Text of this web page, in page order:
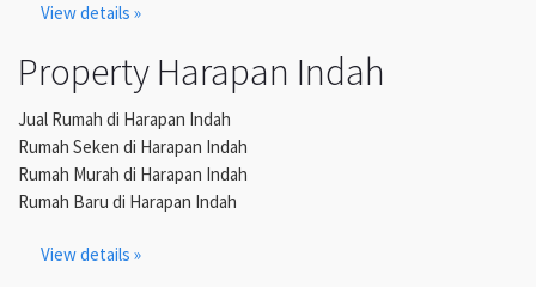
View details »
Property Harapan Indah
Jual Rumah di Harapan Indah
Rumah Seken di Harapan Indah
Rumah Murah di Harapan Indah
Rumah Baru di Harapan Indah
View details »